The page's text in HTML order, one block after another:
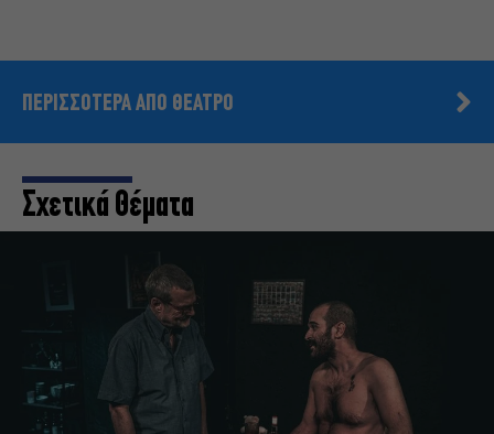
ΠΕΡΙΣΣΟΤΕΡΑ ΑΠΟ ΘΕΑΤΡΟ
Σχετικά Θέματα